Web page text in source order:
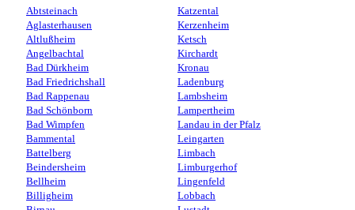
Abtsteinach
Aglasterhausen
Altlußheim
Angelbachtal
Bad Dürkheim
Bad Friedrichshall
Bad Rappenau
Bad Schönborn
Bad Wimpfen
Bammental
Battelberg
Beindersheim
Bellheim
Billigheim
Katzental
Kerzenheim
Ketsch
Kirchardt
Kronau
Ladenburg
Lambsheim
Lampertheim
Landau in der Pfalz
Leingarten
Limbach
Limburgerhof
Lingenfeld
Lobbach